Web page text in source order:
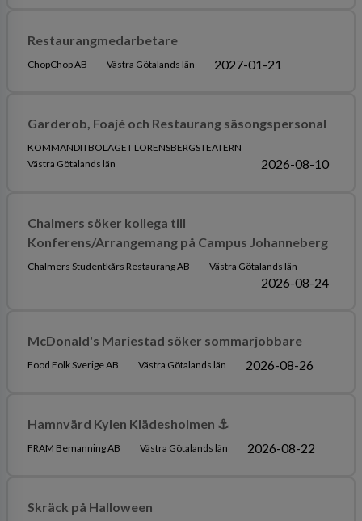
Restaurangmedarbetare
ChopChop AB Västra Götalands län 2027-01-21
Garderob, Foajé och Restaurang säsongspersonal
KOMMANDITBOLAGET LORENSBERGSTEATERN
Västra Götalands län
2026-08-10
Chalmers söker kollega till
Konferens/Arrangemang på Campus Johanneberg
Chalmers Studentkårs Restaurang AB Västra Götalands län
2026-08-24
McDonald's Mariestad söker sommarjobbare
Food Folk Sverige AB Västra Götalands län 2026-08-26
Hamnvärd Kylen Klädesholmen ⚓️
FRAM Bemanning AB Västra Götalands län 2026-08-22
Skräck på Halloween